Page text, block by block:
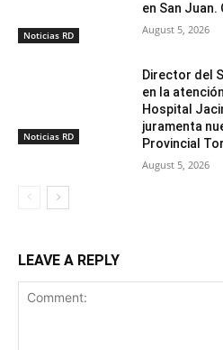
Noticias RD
en San Juan.
August 5, 2026
Noticias RD
Director del
en la
Hospital
juramenta
Provincial
August 5, 2026
LEAVE A REPLY